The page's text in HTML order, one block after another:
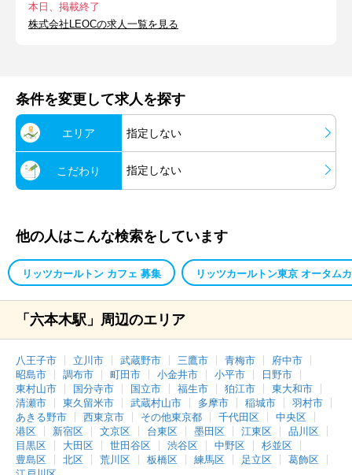
本日、掲載終了
株式会社LEOCの求人一覧を見る
条件を変更して求人を探す
エリア 指定しない
こだわり 指定しない
他の人はこんな検索をしています
リッツカールトン カフェ 募集 リッツカールトン東京 オータム
「六本木駅」周辺のエリア
八王子市 立川市 武蔵野市 三鷹市 青梅市
府中市
昭島市
調布市 町田市 小金井市 小平市
日野市
東村山市
国分寺市 国立市 福生市 狛江市
東大和市
清瀬市
東久留米市 武蔵村山市 多摩市 稲城市
羽村市
あきる野市
西東京市 その他東京都 千代田区
中央区
港区
新宿区 文京区 台東区 墨田区 江東区
品川区
目黒区
大田区 世田谷区 渋谷区 中野区
杉並区
豊島区
北区 荒川区 板橋区 練馬区 足立区
葛飾区